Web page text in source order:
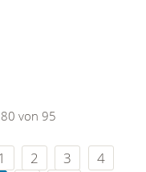
von 95
1 2 3
4